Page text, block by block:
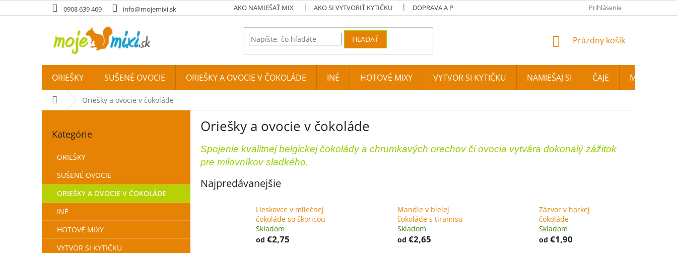
0908 639 469 info@mojemixi.sk AKO NAMIEŠAŤ MIX AKO SI VYTVORIŤ KYTIČKU DOPRAVA A PLATBA NAŠA PREDAJŇAPrihlásenie
HĽADAŤ NÁKUPNÝ KOŠÍK
Prázdny košík
ORIEŠKY SUŠENÉ OVOCIE ORIEŠKY A OVOCIE V ČOKOLÁDE INÉ HOTOVÉ MIXY VYTVOR SI KYTIČKU NAMIEŠAJ SI ČAJE MIXIT
DomovOriešky a ovocie v čokoláde
Kategórie
ORIEŠKY
SUŠENÉ OVOCIE
ORIEŠKY A OVOCIE V ČOKOLÁDE
INÉ
HOTOVÉ MIXY
VYTVOR SI KYTIČKU
Oriešky a ovocie v čokoláde
Spojenie kvalitnej belgickej čokolády a chrumkavých orechov či ovocia vytvára dokonalý zážitok
pre milovníkov sladkého.
Najpredávanejšie
Lieskovce v mliečnej
čokoláde so škoricou
Skladom
od €2,75
Mandle v bielej
čokoláde s tiramisu
Skladom
od €2,65
Zázvor v horkej
čokoláde
Skladom
od €1,90